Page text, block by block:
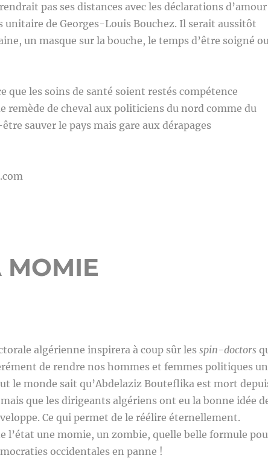
pas ses distances avec les déclarations d’amour
unitaire de Georges-Louis Bouchez. Il serait aussitôt
un masque sur la bouche, le temps d’être soigné
que les soins de santé soient restés compétence
remède de cheval aux politiciens du nord comme du
sauver le pays mais gare aux dérapages
MOMIE
algérienne inspirera à coup sûr les spin-doctors
de rendre nos hommes et femmes politiques un
le monde sait qu’Abdelaziz Bouteflika est mort
que les dirigeants algériens ont eu la bonne idée
Ce qui permet de le réélire éternellement.
l’état une momie, un zombie, quelle belle formule
occidentales en panne !